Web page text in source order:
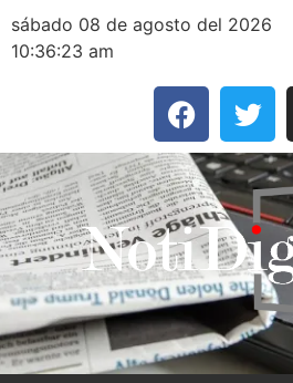
sábado 08 de agosto del 2026
10:36:23 am